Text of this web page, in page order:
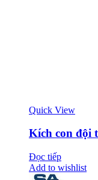
Quick View
Kích con đội
Đọc tiếp
Add to wishlist